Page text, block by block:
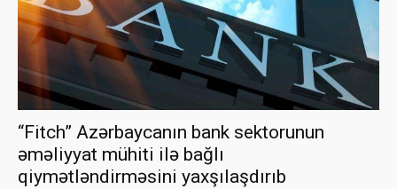
“Fitch” Azərbaycanın bank sektorunun
əməliyyat mühiti ilə bağlı
qiymətləndirməsini yaxşılaşdırıb